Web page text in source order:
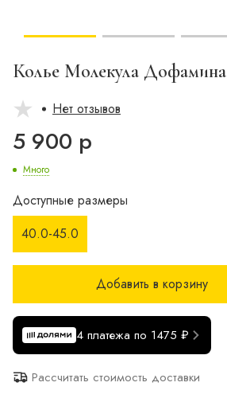
Колье Молекула Дофамина
Нет отзывов
5 900 р
Много
Доступные размеры
40.0-45.0
Добавить в корзину
4 платежа по 1475 ₽
Рассчитать стоимость доставки